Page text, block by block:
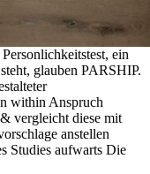
ein
glauben PARSHIP.
within Anspruch
vergleicht diese mit
anstellen
Studies aufwarts Die